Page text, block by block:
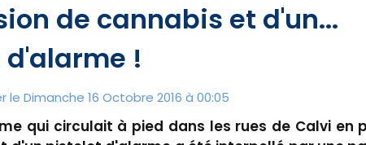
de cannabis et d'un...
!
Dimanche 16 Octobre 2016 à 00:05
qui circulait à pied dans les rues de Calvi en